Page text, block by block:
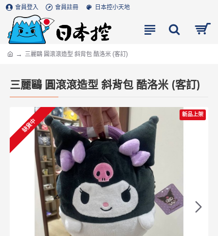
會員登入 會員註冊 日本控小天地
三麗鷗 圓滾滾造型 斜背包 酷洛米 (客訂)
三麗鷗 圓滾滾造型 斜背包 酷洛米 (客訂)
新品上架
缺貨中